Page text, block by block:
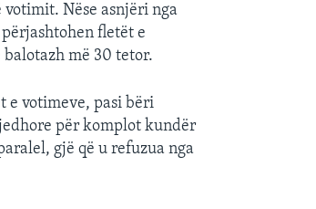
votimit. Nëse asnjëri nga
fletët e
më 30 tetor.
e votimeve, pasi bëri
për komplot kundër
gjë që u refuzua nga